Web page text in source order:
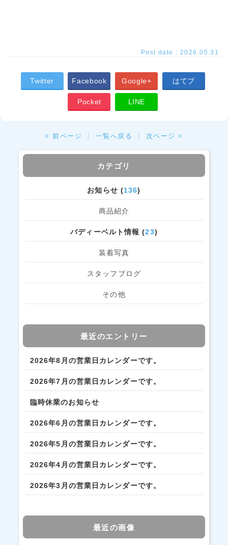
Post date : 2026.05.31
Twitter Facebook Google+ はてブ
Pocket LINE
< 前ページ 一覧へ戻る 次ページ >
カテゴリ
お知らせ (136)
商品紹介
バディーベルト情報 (23)
装着写真
スタッフブログ
その他
最近のエントリー
2026年8月の営業日カレンダーです。
2026年7月の営業日カレンダーです。
臨時休業のお知らせ
2026年6月の営業日カレンダーです。
2026年5月の営業日カレンダーです。
2026年4月の営業日カレンダーです。
2026年3月の営業日カレンダーです。
最近の画像